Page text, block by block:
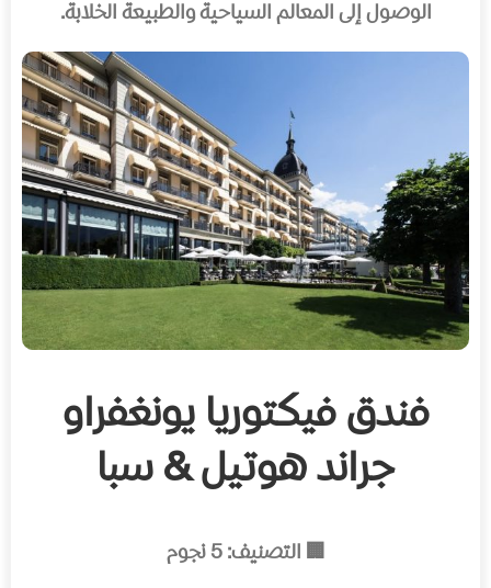
الوصول إلى المعالم السياحية والطبيعة الخلابة.
فندق فيكتوريا يونغفراو
جراند هوتيل & سبا
🏢 التصنيف: 5 نجوم